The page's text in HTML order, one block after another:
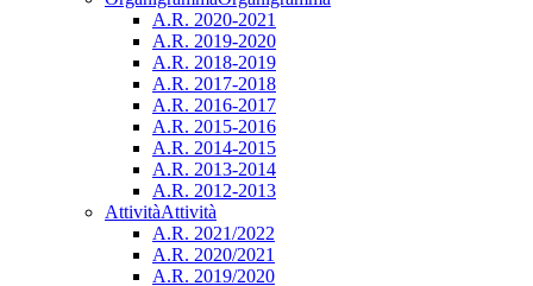
A.R. 2020-2021
A.R. 2019-2020
A.R. 2018-2019
A.R. 2017-2018
A.R. 2016-2017
A.R. 2015-2016
A.R. 2014-2015
A.R. 2013-2014
A.R. 2012-2013
AttivitàAttività
A.R. 2021/2022
A.R. 2020/2021
A.R. 2019/2020